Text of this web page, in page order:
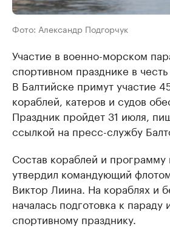
Фото: Александр Подгорчук
Участие в военно-морском
спортивном празднике в
В Балтийске примут участие
кораблей, катеров и судов
Праздник пройдет 31 июля,
ссылкой на пресс-службу
Состав кораблей и программу
утвердил командующий
Виктор Лиина. На кораблях и
началась подготовка к параду
спортивному празднику.